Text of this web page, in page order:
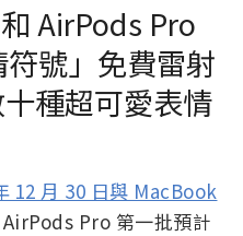
AirPods Pro
號」免費雷射
種超可愛表情
12 月 30 日與 MacBook
AirPods Pro 第一批預計